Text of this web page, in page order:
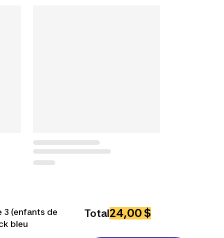
3 (enfants de
bleu
Total24,00 $